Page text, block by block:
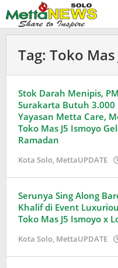
ke
konten
Tag: Toko
Stok Darah Menipis,
Surakarta Butuh 3.000
Yayasan Metta Care,
Toko Mas J5 Ismoyo
Ramadan
Kota Solo, MettaUPDATE
Serunya Sing Along
Khalif di Event
Toko Mas J5 Ismoyo x
Kota Solo, MettaUPDATE